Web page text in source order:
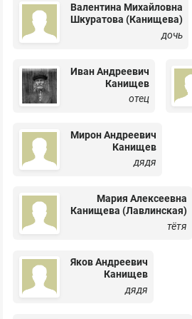
Валентина Михайловна
Шкуратова (Канищева)
дочь
Иван Андреевич
Канищев
отец
Мирон Андреевич
Канищев
дядя
Мария Алексеевна
Канищева (Лавлинская)
тётя
Яков Андреевич
Канищев
дядя